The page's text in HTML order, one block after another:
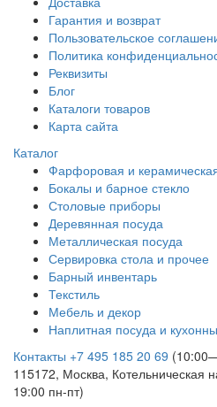
Гарантия и возврат
Пользовательское
Политика
Реквизиты
Блог
Каталоги товаров
Карта сайта
Каталог
Фарфоровая и
Бокалы и барное стекло
Столовые приборы
Деревянная посуда
Металлическая посуда
Сервировка стола и прочее
Барный инвентарь
Текстиль
Мебель и декор
Наплитная посуда и
Контакты +7 495 185 20 69
115172, Москва,
19:00 пн-пт)